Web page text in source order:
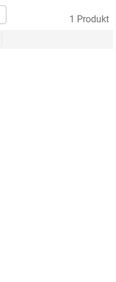
1 Produkt